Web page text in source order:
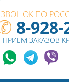
ЗВОНОК ПО
8-928-
ПРИЕМ ЗАКАЗОВ